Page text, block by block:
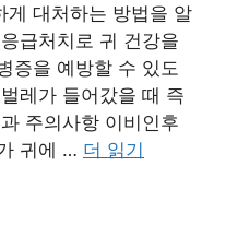
게 대처하는 방법을 알
급처치로 귀 건강을
증을 예방할 수 있도
레가 들어갔을 때 즉
주의사항 이비인후
귀에 … 더 읽기